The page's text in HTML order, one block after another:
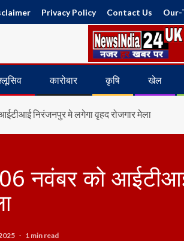
Privacy Policy Contact Us Our-
कारोबार कृषि खेल
निरंजनपुर मे लगेगा वृहद रोजगार मेला
नवंबर को
1 min read